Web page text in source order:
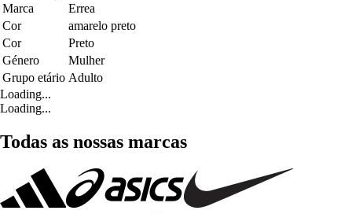
Marca
Errea
Cor
amarelo preto
Cor
Preto
Género
Mulher
Grupo etário Adulto
Loading...
Loading...
Todas as nossas marcas